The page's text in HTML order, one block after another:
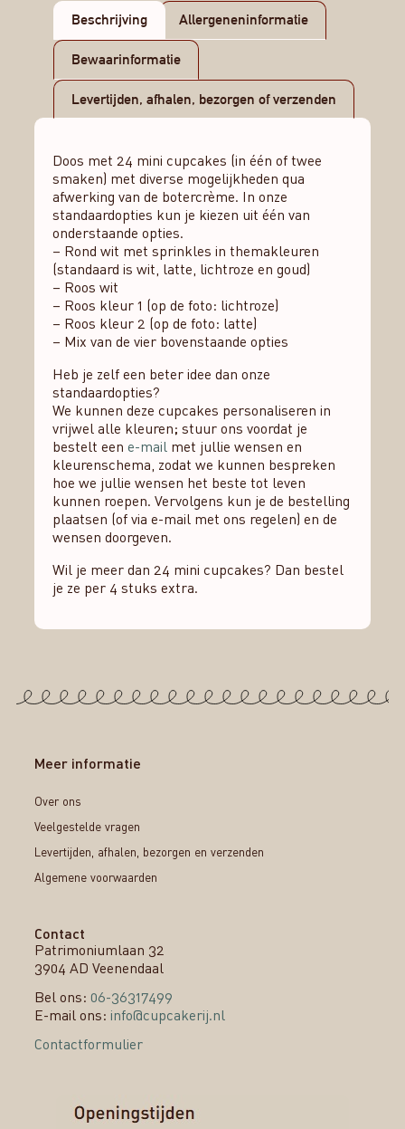
Beschrijving Allergeneninformatie
Bewaarinformatie
Levertijden, afhalen, bezorgen of verzenden
Doos met 24 mini cupcakes (in één of twee
smaken) met diverse mogelijkheden qua
afwerking van de botercrème. In onze
standaardopties kun je kiezen uit één van
onderstaande opties.
– Rond wit met sprinkles in themakleuren
(standaard is wit, latte, lichtroze en goud)
– Roos wit
– Roos kleur 1 (op de foto: lichtroze)
– Roos kleur 2 (op de foto: latte)
– Mix van de vier bovenstaande opties
Heb je zelf een beter idee dan onze
standaardopties?
We kunnen deze cupcakes personaliseren in
vrijwel alle kleuren; stuur ons voordat je
bestelt een e-mail met jullie wensen en
kleurenschema, zodat we kunnen bespreken
hoe we jullie wensen het beste tot leven
kunnen roepen. Vervolgens kun je de bestelling
plaatsen (of via e-mail met ons regelen) en de
wensen doorgeven.
Wil je meer dan 24 mini cupcakes? Dan bestel
je ze per 4 stuks extra.
Meer informatie
Over ons
Veelgestelde vragen
Levertijden, afhalen, bezorgen en verzenden
Algemene voorwaarden
Contact
Patrimoniumlaan 32
3904 AD Veenendaal
Bel ons: 06-36317499
E-mail ons: info@cupcakerij.nl
Contactformulier